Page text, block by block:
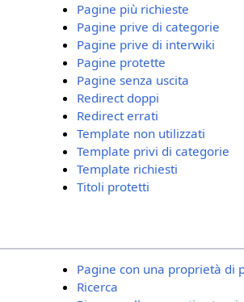
Pagine più richieste
Pagine prive di categorie
Pagine prive di interwiki
Pagine protette
Pagine senza uscita
Redirect doppi
Redirect errati
Template non utilizzati
Template privi di categorie
Template richiesti
Titoli protetti
Pagine con una proprietà di
Ricerca